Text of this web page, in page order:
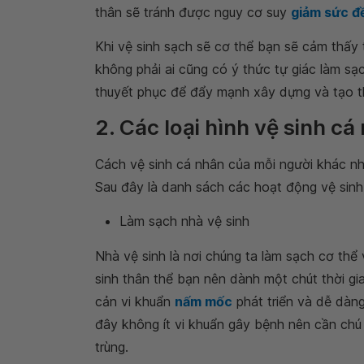
thân sẽ tránh được nguy cơ suy giảm sức
Khi vệ sinh sạch sẽ cơ thể bạn sẽ cảm
không phải ai cũng có ý thức tự giác làm
thuyết phục để đẩy mạnh xây dựng và tạo
2. Các loại hình vệ sinh
Cách vệ sinh cá nhân của mỗi người khác
Sau đây là danh sách các hoạt động vệ
Làm sạch nhà vệ sinh
Nhà vệ sinh là nơi chúng ta làm sạch cơ
sinh thân thể bạn nên dành một chút thời
cản vi khuẩn nấm mốc phát triển và dễ
đây không ít vi khuẩn gây bệnh nên cần
trùng.